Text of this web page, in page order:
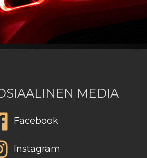
MEDIA
Facebook
Instagram